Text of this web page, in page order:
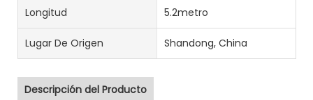
Longitud 5.2metro
Lugar De Origen Shandong, China
Descripción del Producto